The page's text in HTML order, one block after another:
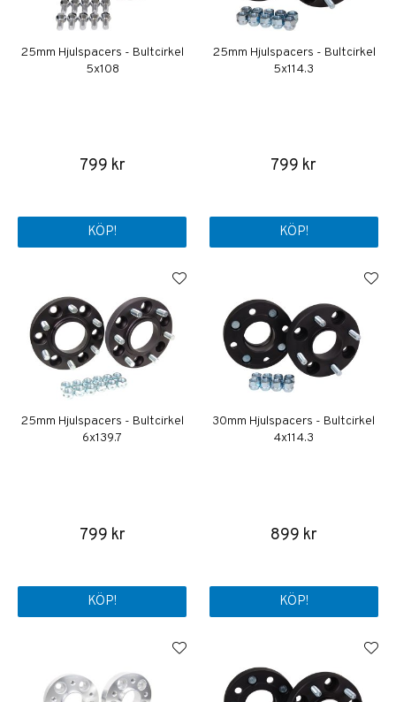
25mm Hjulspacers - Bultcirkel
5x108
799 kr
KÖP!
25mm Hjulspacers - Bultcirkel
5x114.3
799 kr
KÖP!
25mm Hjulspacers - Bultcirkel
6x139.7
799 kr
KÖP!
30mm Hjulspacers - Bultcirkel
4x114.3
899 kr
KÖP!